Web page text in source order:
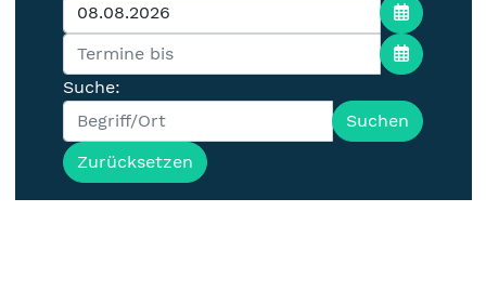
Suche:
Suchen
Zurücksetzen